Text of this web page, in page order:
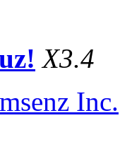
X3.4
Inc.